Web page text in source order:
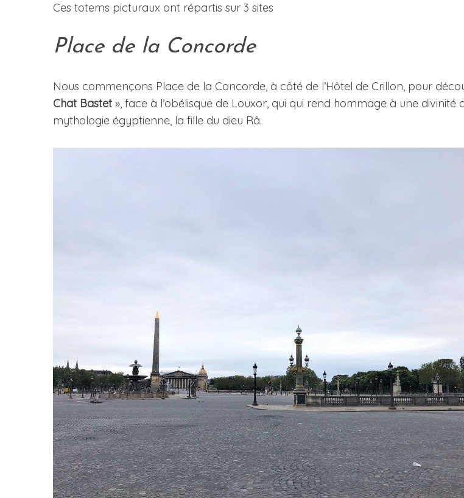
Ces totems picturaux ont répartis sur 3 sites
Place de la Concorde
Nous commençons Place de la Concorde, à côté de l’Hôtel de Crillon, pour
Chat Bastet», face à l’obélisque de Louxor, qui qui rend hommage à une divinité
mythologie égyptienne, la fille du dieu Râ.